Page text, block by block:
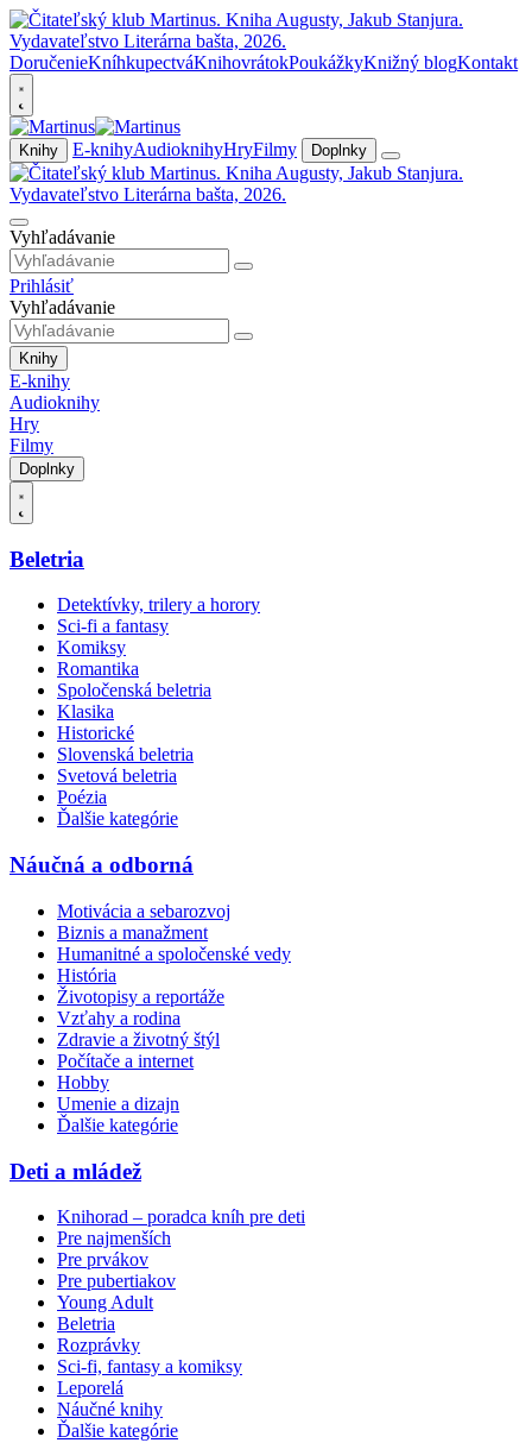
DoručenieKníhkupectváKnihovrátokPoukážkyKnižný blogKontakt
Knihy E-knihyAudioknihyHryFilmy Doplnky
Vyhľadávanie
Prihlásiť
Vyhľadávanie
Knihy
E-knihy
Audioknihy
Hry
Filmy
Doplnky
Beletria
Detektívky, trilery a horory
Sci-fi a fantasy
Komiksy
Romantika
Spoločenská beletria
Klasika
Historické
Slovenská beletria
Svetová beletria
Poézia
Ďalšie kategórie
Náučná a odborná
Motivácia a sebarozvoj
Biznis a manažment
Humanitné a spoločenské vedy
História
Životopisy a reportáže
Vzťahy a rodina
Zdravie a životný štýl
Počítače a internet
Hobby
Umenie a dizajn
Ďalšie kategórie
Deti a mládež
Knihorad – poradca kníh pre deti
Pre najmenších
Pre prvákov
Pre pubertiakov
Young Adult
Beletria
Rozprávky
Sci-fi, fantasy a komiksy
Leporelá
Náučné knihy
Ďalšie kategórie